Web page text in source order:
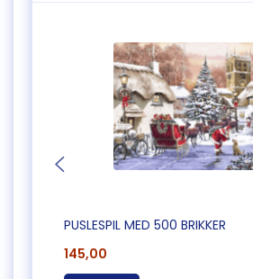
PUSLESPIL MED 500 BRIKKER
145,00